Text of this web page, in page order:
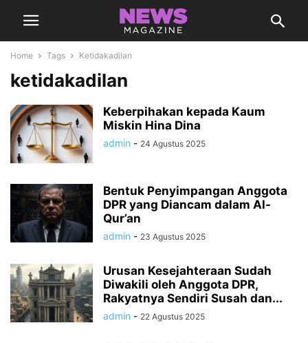
Home Tags Ketidakadilan
ketidakadilan
Keberpihakan kepada Kaum
Miskin Hina Dina
admin - 24 Agustus 2025
Bentuk Penyimpangan Anggota
DPR yang Diancam dalam Al-
Qur’an
admin - 23 Agustus 2025
Urusan Kesejahteraan Sudah
Diwakili oleh Anggota DPR,
Rakyatnya Sendiri Susah dan...
admin - 22 Agustus 2025